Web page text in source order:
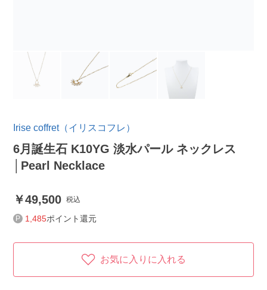
Irise coffret（イリスコフレ）
6月誕生石 K10YG 淡水パール ネックレス
│Pearl Necklace
49,500 税込
1,485ポイント還元
お気に入りに入れる